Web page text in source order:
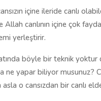
içine ileride canlı
canlının içine çok
yerleştirir.
böyle bir teknik yoktur
ne yapar biliyor musunuz?
o cansızdan bir canlı